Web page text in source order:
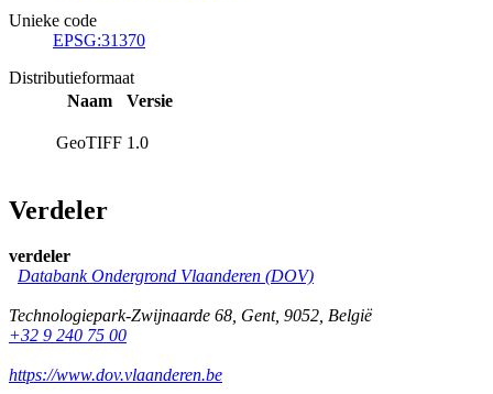
Unieke code
EPSG:31370
Distributieformaat
Naam
Versie
GeoTIFF 1.0
Verdeler
verdeler
Databank Ondergrond Vlaanderen (DOV)
Technologiepark-Zwijnaarde 68, Gent, 9052, België
+32 9 240 75 00
https://www.dov.vlaanderen.be